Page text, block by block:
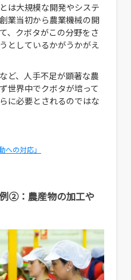
は大規模な開発やシステ
業当初から農業機械の開
、クボタがこの分野をさ
としているかがうかがえ
ど、人手不足が顕著な農
世界中でクボタが培って
に必要とされるのではな
の対応」
②：農産物の加工や